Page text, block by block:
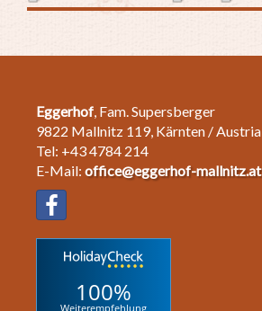
Eggerhof , Fam. Supersberger
9822 Mallnitz 119, Kärnten / Austria
Tel: +43 4784 214
E-Mail: office@eggerhof-mallnitz.at
100%
Weiterempfehlung